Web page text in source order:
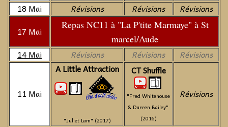
18 Mai Révisions Révisions
Révisions
17 Mai
Repas NC11 à "La P'tite Marmaye" à St
marcel/Aude
14 Mai
Révisions Révisions Révisions
11 Mai
A Little Attraction
"Juliet Lam" (2017)
CT Shuffle
"Fred Whitehouse
& Darren Bailey"
(2016)
Révisions